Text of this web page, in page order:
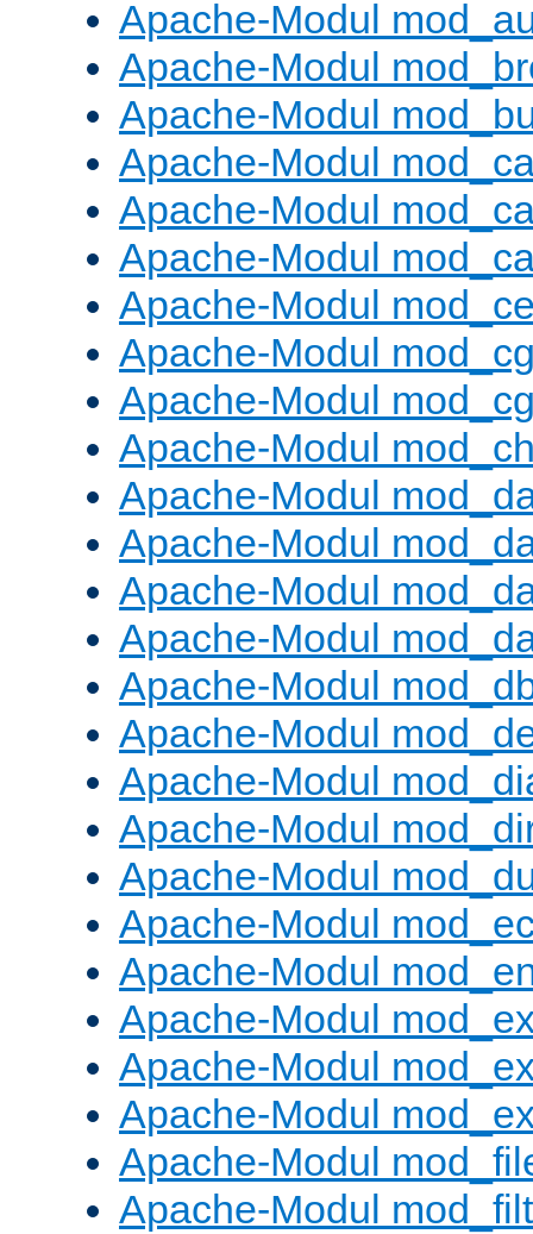
Apache-Modul
Apache-Modul
Apache-Modul
Apache-Modul
Apache-Modul
Apache-Modul
Apache-Modul
Apache-Modul
Apache-Modul
Apache-Modul
Apache-Modul
Apache-Modul
Apache-Modul
Apache-Modul
Apache-Modul
Apache-Modul
Apache-Modul
Apache-Modul
Apache-Modul
Apache-Modul
Apache-Modul
Apache-Modul
Apache-Modul
Apache-Modul
Apache-Modul
Apache-Modul